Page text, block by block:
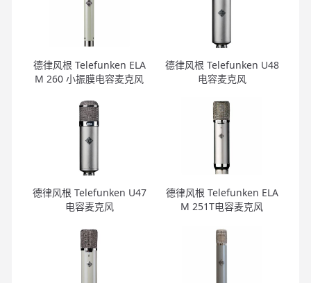
德律风根 Telefunken ELA
M 260 小振膜电容麦克风
德律风根 Telefunken U48
电容麦克风
德律风根 Telefunken U47
电容麦克风
德律风根 Telefunken ELA
M 251T电容麦克风